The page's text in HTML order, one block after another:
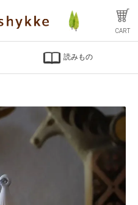
CART
読みもの